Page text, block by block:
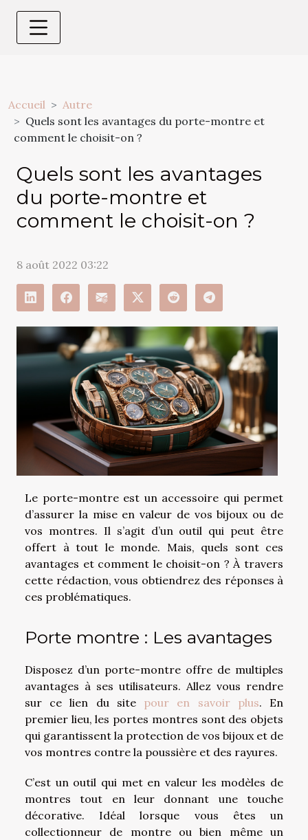
Accueil
Autre
Quels sont les avantages du porte-montre et
comment le choisit-on ?
Quels sont les avantages
du porte-montre et
comment le choisit-on ?
8 août 2022 03:22
Le porte-montre est un accessoire qui permet
d’assurer la mise en valeur de vos bijoux ou de
vos montres. Il s’agit d’un outil qui peut être
offert à tout le monde. Mais, quels sont ces
avantages et comment le choisit-on ? À travers
cette rédaction, vous obtiendrez des réponses à
ces problématiques.
Porte montre : Les avantages
Disposez d’un porte-montre offre de multiples
avantages à ses utilisateurs. Allez vous rendre
sur ce lien du site pour en savoir plus. En
premier lieu, les portes montres sont des objets
qui garantissent la protection de vos bijoux et de
vos montres contre la poussière et des rayures.
C’est un outil qui met en valeur les modèles de
montres tout en leur donnant une touche
décorative. Idéal lorsque vous êtes un
collectionneur de montre ou bien même un